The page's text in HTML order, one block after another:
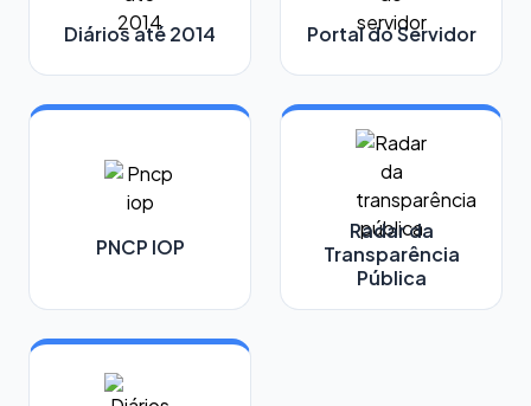
Diários até 2014 Portal do Servidor
PNCP IOP
Radar da
Transparência
Pública